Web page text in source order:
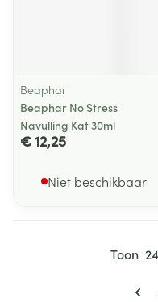
Beaphar
Beaphar No Stress
Navulling Kat 30ml
€ 12,25
Niet beschikbaar
Toon